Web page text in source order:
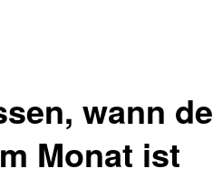
wann
Monat ist